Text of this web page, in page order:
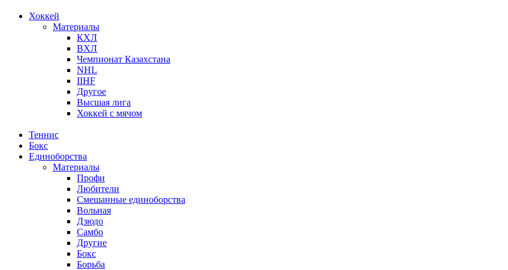
Хоккей
Материалы
КХЛ
ВХЛ
Чемпионат Казахстана
NHL
IIHF
Другое
Высшая лига
Хоккей с мячом
Теннис
Бокс
Единоборства
Материалы
Профи
Любители
Смешанные единоборства
Вольная
Дзюдо
Самбо
Другие
Бокс
Борьба